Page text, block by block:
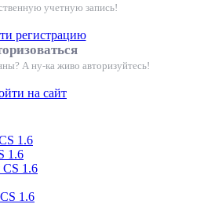
учетную запись!
регистрацию
А ну-ка живо авторизуйтесь!
на сайт
1.6
1.6
CS 1.6
1.6